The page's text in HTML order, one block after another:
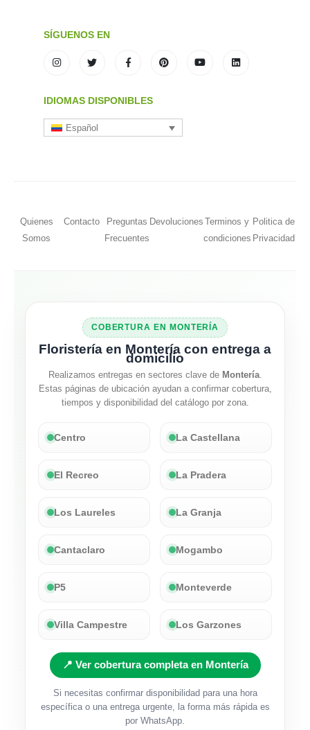
SÍGUENOS EN
IDIOMAS DISPONIBLES
Español
Quienes
Somos
Contacto
Preguntas
Frecuentes
Devoluciones Terminos y
condiciones
Politica de
Privacidad
COBERTURA EN MONTERÍA
Floristería en Montería con entrega a
domicilio
Realizamos entregas en sectores clave de Montería.
Estas páginas de ubicación ayudan a confirmar cobertura,
tiempos y disponibilidad del catálogo por zona.
Centro La Castellana
El Recreo La Pradera
Los Laureles La Granja
Cantaclaro Mogambo
P5 Monteverde
Villa Campestre Los Garzones
📍 Ver cobertura completa en Montería
Si necesitas confirmar disponibilidad para una hora
específica o una entrega urgente, la forma más rápida es
por WhatsApp.